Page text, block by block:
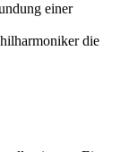
einer
die